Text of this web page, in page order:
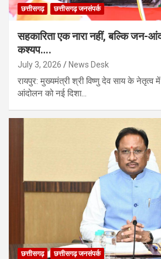
छत्तीसगढ़ छत्तीसगढ़ जनसंपर्क
सहकारिता एक नारा नहीं, बल्कि जन-
कश्यप….
July 3, 2026 News Desk
रायपुर: मुख्यमंत्री श्री विष्णु देव साय के नेतृत्व
आंदोलन को नई दिशा…
छत्तीसगढ़ छत्तीसगढ़ जनसंपर्क